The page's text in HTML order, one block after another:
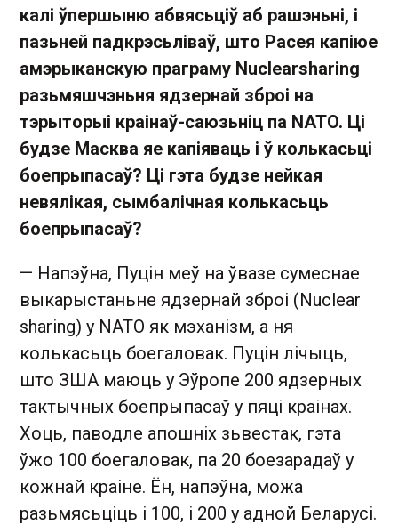
калі ўпершыню абвясьціў аб рашэньні, і
пазьней падкрэсьліваў, што Расея капіюе
амэрыканскую праграму Nuclearsharing
разьмяшчэньня ядзернай зброі на
тэрыторыі краінаў-саюзьніц па NATO. Ці
будзе Масква яе капіяваць і ў колькасьці
боепрыпасаў? Ці гэта будзе нейкая
невялікая, сымбалічная колькасьць
боепрыпасаў?
— Напэўна, Пуцін меў на ўвазе сумеснае
выкарыстаньне ядзернай зброі (Nuclear
sharing) у NATO як мэханізм, а ня
колькасьць боегаловак. Пуцін лічыць,
што ЗША маюць у Эўропе 200 ядзерных
тактычных боепрыпасаў у пяці краінах.
Хоць, паводле апошніх зьвестак, гэта
ўжо 100 боегаловак, па 20 боезарадаў у
кожнай краіне. Ён, напэўна, можа
разьмясьціць і 100, і 200 у адной Беларусі.